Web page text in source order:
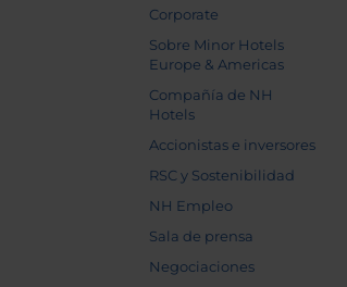
Corporate
Sobre Minor Hotels
Europe & Americas
Compañía de NH
Hotels
Accionistas e inversores
RSC y Sostenibilidad
NH Empleo
Sala de prensa
Negociaciones